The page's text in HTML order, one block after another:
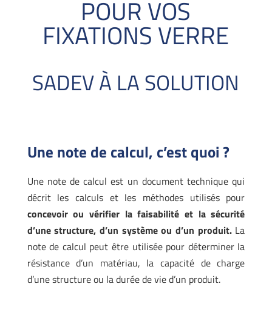
POUR VOS
FIXATIONS VERRE
SADEV À LA SOLUTION
Une note de calcul, c’est quoi ?
Une note de calcul est un document technique qui
décrit les calculs et les méthodes utilisés pour
concevoir ou vérifier la faisabilité et la sécurité
d’une structure, d’un système ou d’un produit.La
note de calcul peut être utilisée pour déterminer la
résistance d’un matériau, la capacité de charge
d’une structure ou la durée de vie d’un produit.